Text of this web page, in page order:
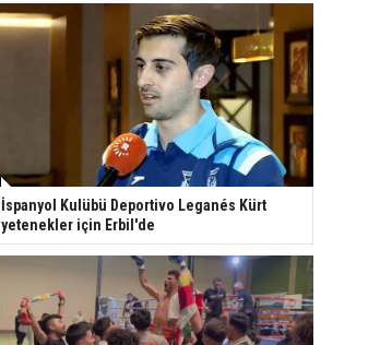
İspanyol Kulübü Deportivo Leganés Kürt
yetenekler için Erbil'de